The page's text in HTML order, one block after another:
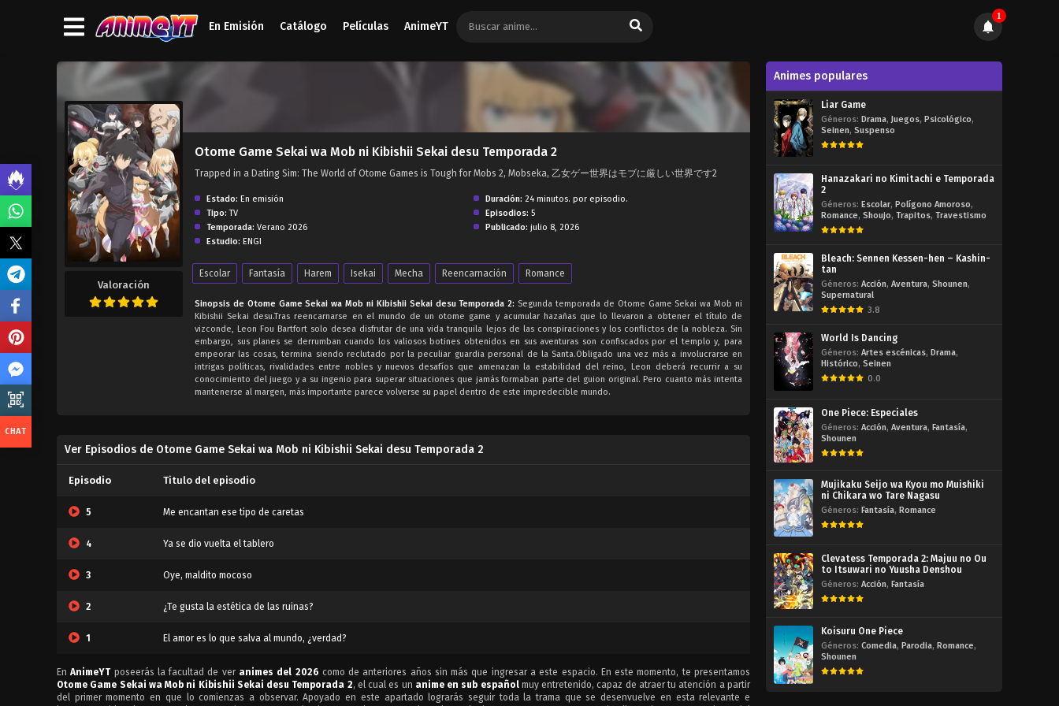
En Emisión Catálogo Películas AnimeYT
1
Valoración
Otome Game Sekai wa Mob ni Kibishii Sekai desu Temporada 2
Trapped in a Dating Sim: The World of Otome Games is Tough for Mobs 2, Mobseka, 乙女ゲー世界はモブに厳しい世界です2
Estado: En emisión
Tipo: TV
Temporada: Verano 2026
Estudio: ENGI
Duración: 24 minutos. por episodio.
Episodios: 5
Publicado: julio 8, 2026
Escolar Fantasía Harem Isekai Mecha Reencarnación Romance
Sinopsis de Otome Game Sekai wa Mob ni Kibishii Sekai desu Temporada 2: Segunda temporada de Otome Game Sekai wa Mob ni
Kibishii Sekai desu.Tras reencarnarse en el mundo de un otome game y acumular hazañas que lo llevaron a obtener el título de
vizconde, Leon Fou Bartfort solo desea disfrutar de una vida tranquila lejos de las conspiraciones y los conflictos de la nobleza. Sin
embargo, sus planes se derrumban cuando los valiosos botines obtenidos en sus aventuras son confiscados por el templo y, para
empeorar las cosas, termina siendo reclutado por la peculiar guardia personal de la Santa.Obligado una vez más a involucrarse en
intrigas políticas, rivalidades entre nobles y nuevos desafíos que amenazan la estabilidad del reino, Leon deberá recurrir a su
conocimiento del juego y a su ingenio para superar situaciones que jamás formaban parte del guion original. Pero cuanto más intenta
mantenerse al margen, más importante parece volverse su papel dentro de este impredecible mundo.
Ver Episodios de Otome Game Sekai wa Mob ni Kibishii Sekai desu Temporada 2
Episodio Titulo del episodio
5 Me encantan ese tipo de caretas
4 Ya se dio vuelta el tablero
3 Oye, maldito mocoso
2 ¿Te gusta la estética de las ruinas?
1 El amor es lo que salva al mundo, ¿verdad?
EnAnimeYTposeerás la facultad de ver animes del 2026 como de anteriores años sin más que ingresar a este espacio. En este momento, te presentamos
Otome Game Sekai wa Mob ni Kibishii Sekai desu Temporada 2, el cual es un anime en sub españolmuy entretenido, capaz de atraer tu atención a partir
del primer momento en que lo comienzas a observar. Apoyado en este apartado lograrás seguir toda la trama que se desenvuelve en esta relevante e
Animes populares
Liar Game
Géneros: Drama, Juegos, Psicológico,
Seinen, Suspenso
Hanazakari no Kimitachi e Temporada
2
Géneros: Escolar, Polígono Amoroso,
Romance, Shoujo, Trapitos, Travestismo
Bleach: Sennen Kessen-hen – Kashin-
tan
Géneros: Acción, Aventura, Shounen,
Supernatural
3.8
World Is Dancing
Géneros: Artes escénicas, Drama,
Histórico, Seinen
0.0
One Piece: Especiales
Géneros: Acción, Aventura, Fantasía,
Shounen
Mujikaku Seijo wa Kyou mo Muishiki
ni Chikara wo Tare Nagasu
Géneros: Fantasía, Romance
Clevatess Temporada 2: Majuu no Ou
to Itsuwari no Yuusha Denshou
Géneros: Acción, Fantasía
Koisuru One Piece
Géneros: Comedia, Parodia, Romance,
Shounen